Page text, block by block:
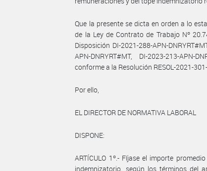
Que la presente se dicta en orden a lo
de la Ley de Contrato de Trabajo Nº
Disposición DI-2021-288-APN-
APN-DNRYRT#MT, DI-2023-213-APN-
conforme a la Resolución RESOL-2021-
Por ello,
EL DIRECTOR DE NORMATIVA LABORAL
DISPONE:
ARTÍCULO 1º.- Fíjase el importe
indemnizatorio, según los términos del